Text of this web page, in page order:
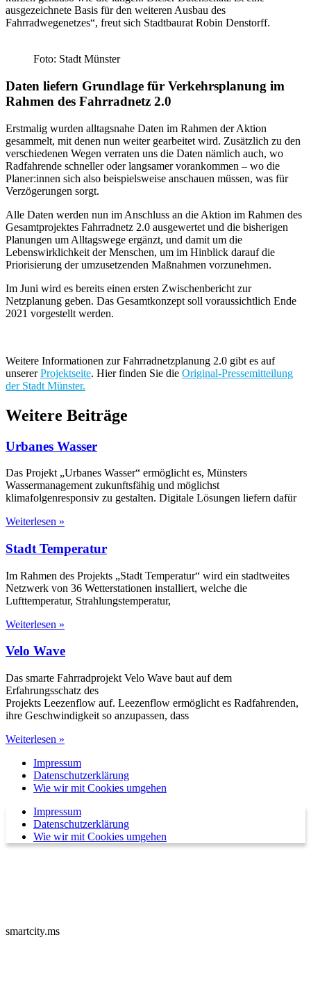
ausgezeichnete Basis für den weiteren Ausbau des
Fahrradwegenetzes“, freut sich Stadtbaurat Robin Denstorff.
Foto: Stadt Münster
Daten liefern Grundlage für Verkehrsplanung im
Rahmen des Fahrradnetz 2.0
Erstmalig wurden alltagsnahe Daten im Rahmen der Aktion
gesammelt, mit denen nun weiter gearbeitet wird. Zusätzlich zu den
verschiedenen Wegen verraten uns die Daten nämlich auch, wo
Radfahrende schneller oder langsamer vorankommen – wo die
Planer:innen sich also beispielsweise anschauen müssen, was für
Verzögerungen sorgt.
Alle Daten werden nun im Anschluss an die Aktion im Rahmen des
Gesamtprojektes Fahrradnetz 2.0 ausgewertet und die bisherigen
Planungen um Alltagswege ergänzt, und damit um die
Lebenswirklichkeit der Menschen, um im Hinblick darauf die
Priorisierung der umzusetzenden Maßnahmen vorzunehmen.
Im Juni wird es bereits einen ersten Zwischenbericht zur
Netzplanung geben. Das Gesamtkonzept soll voraussichtlich Ende
2021 vorgestellt werden.
Weitere Informationen zur Fahrradnetzplanung 2.0 gibt es auf
unsererProjektseite. Hier finden Sie die Original-Pressemitteilung
der Stadt Münster.
Weitere Beiträge
Urbanes Wasser
Das Projekt „Urbanes Wasser“ ermöglicht es, Münsters
Wassermanagement zukunftsfähig und möglichst
klimafolgenresponsiv zu gestalten. Digitale Lösungen liefern dafür
Weiterlesen »
Stadt Temperatur
Im Rahmen des Projekts „Stadt Temperatur“ wird ein stadtweites
Netzwerk von 36 Wetterstationen installiert, welche die
Lufttemperatur, Strahlungstemperatur,
Weiterlesen »
Velo Wave
Das smarte Fahrradprojekt Velo Wave baut auf dem
Erfahrungsschatz des
Projekts Leezenflow auf. Leezenflow ermöglicht es Radfahrenden,
ihre Geschwindigkeit so anzupassen, dass
Weiterlesen »
Impressum
Datenschutzerklärung
Wie wir mit Cookies umgehen
Impressum
Datenschutzerklärung
Wie wir mit Cookies umgehen
smartcity.ms